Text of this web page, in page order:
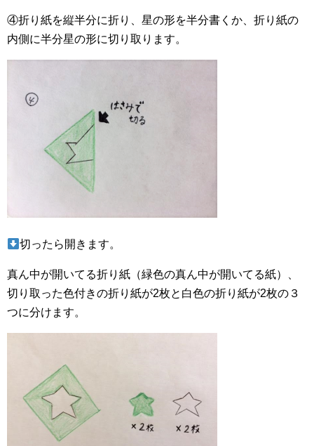
④折り紙を縦半分に折り、星の形を半分書くか、折り紙の
内側に半分星の形に切り取ります。
切ったら開きます。
真ん中が開いてる折り紙（緑色の真ん中が開いてる紙）、
切り取った色付きの折り紙が2枚と白色の折り紙が2枚の３
つに分けます。